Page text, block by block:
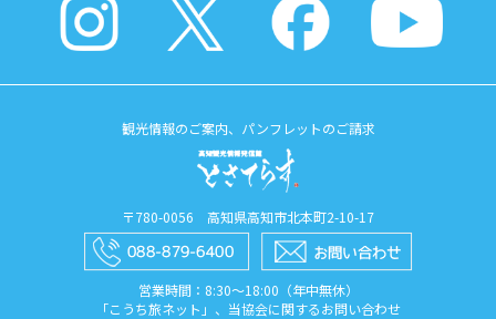
観光情報のご案内、パンフレットのご請求
〒780-0056 高知県高知市北本町2-10-17
営業時間：8:30〜18:00（年中無休）
「こうち旅ネット」、当協会に関するお問い合わせ